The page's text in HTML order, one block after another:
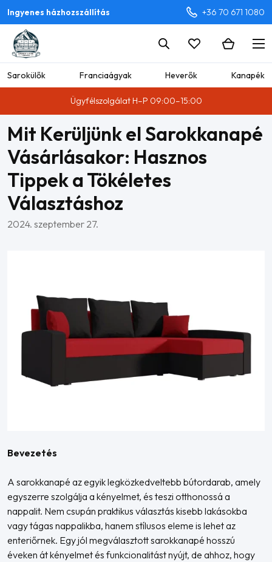
Ingyenes házhozszállítás +36 70 671 1080
Sarokülők Franciaágyak Heverők Kanapék
Ügyfélszolgálat H–P 09:00–15:00
Mit Kerüljünk el Sarokkanapé
Vásárlásakor: Hasznos
Tippek a Tökéletes
Választáshoz
2024. szeptember 27.
Bevezetés
A sarokkanapé az egyik legközkedveltebb bútordarab, amely
egyszerre szolgálja a kényelmet, és teszi otthonossá a
nappalit. Nem csupán praktikus választás kisebb lakásokba
vagy tágas nappalikba, hanem stílusos eleme is lehet az
enteriőrnek. Egy jól megválasztott sarokkanapé hosszú
éveken át kényelmet és funkcionalitást nyújt, de ahhoz, hogy